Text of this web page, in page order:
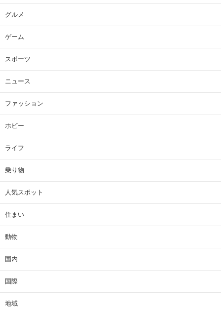
グルメ
ゲーム
スポーツ
ニュース
ファッション
ホビー
ライフ
乗り物
人気スポット
住まい
動物
国内
国際
地域